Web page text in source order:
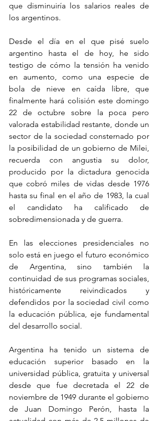
que disminuiría los salarios reales de
los argentinos.
Desde el día en el que pisé suelo
argentino hasta el de hoy, he sido
testigo de cómo la tensión ha venido
en aumento, como una especie de
bola de nieve en caída libre, que
finalmente hará colisión este domingo
22 de octubre sobre la poca pero
valorada estabilidad restante, donde un
sector de la sociedad consternado por
la posibilidad de un gobierno de Milei,
recuerda con angustia su dolor,
producido por la dictadura genocida
que cobró miles de vidas desde 1976
hasta su final en el año de 1983, la cual
el candidato ha calificado de
sobredimensionada y de guerra.
En las elecciones presidenciales no
solo está en juego el futuro económico
de Argentina, sino también la
continuidad de sus programas sociales,
históricamente reivindicados y
defendidos por la sociedad civil como
la educación pública, eje fundamental
del desarrollo social.
Argentina ha tenido un sistema de
educación superior basado en la
universidad pública, gratuita y universal
desde que fue decretada el 22 de
noviembre de 1949 durante el gobierno
de Juan Domingo Perón, hasta la